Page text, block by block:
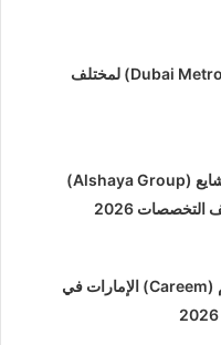
وظائف مترو دبي (Dubai Metro) لمختلف
وظائف مجموعة الشايع (Alshaya Group)
2026
وظائف شركة كريم (Careem) الإمارات في